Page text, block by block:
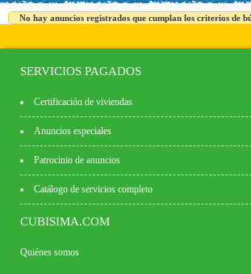
No hay anuncios registrados que cumplan los criterios de
SERVICIOS PAGADOS
Certificación de viviendas
Anuncios especiales
Patrocinio de anuncios
Catálogo de servicios completo
CUBISIMA.COM
Quiénes somos